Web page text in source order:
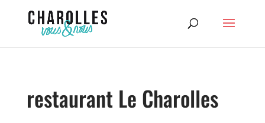
restaurant Le Charolles